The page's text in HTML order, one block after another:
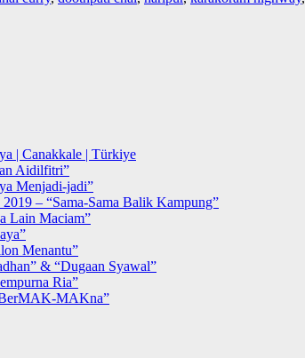
| Canakkale | Türkiye
Aidilfitri”
Menjadi-jadi”
– “Sama-Sama Balik Kampung”
Lain Maciam”
Menantu”
& “Dugaan Syawal”
Ria”
MAKna”